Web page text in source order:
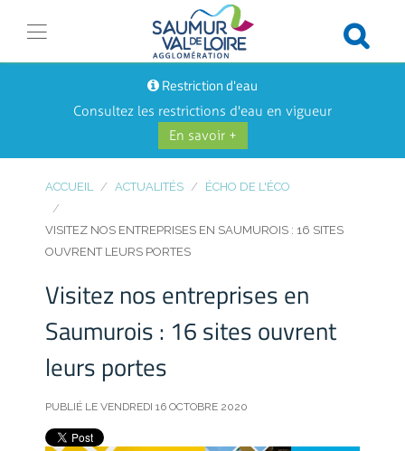
Restriction d'eau
Consultez les restrictions d'eau en vigueur
En savoir +
ACCUEIL ACTUALITÉS ÉCHO DE L'ÉCO
VISITEZ NOS ENTREPRISES EN SAUMUROIS : 16 SITES
OUVRENT LEURS PORTES
Visitez nos entreprises en
Saumurois : 16 sites ouvrent
leurs portes
PUBLIÉ LE VENDREDI 16 OCTOBRE 2020